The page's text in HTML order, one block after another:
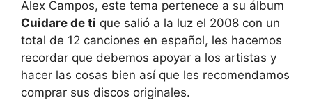
Alex Campos, este tema pertenece a su álbum
Cuidare de ti que salió a la luz el 2008 con un
total de 12 canciones en español, les hacemos
recordar que debemos apoyar a los artistas y
hacer las cosas bien así que les recomendamos
comprar sus discos originales.